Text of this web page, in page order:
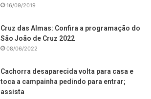
16/09/2019
Cruz das Almas: Confira a programação do
São João de Cruz 2022
08/06/2022
Cachorra desaparecida volta para casa e
toca a campainha pedindo para entrar;
assista